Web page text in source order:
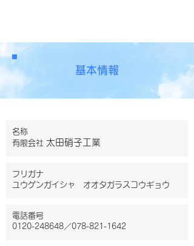
基本情報
名称
有限会社 太田硝子工業
フリガナ
ユウゲンガイシャ オオタガラスコウギョウ
電話番号
0120-248648 ／078-821-1642